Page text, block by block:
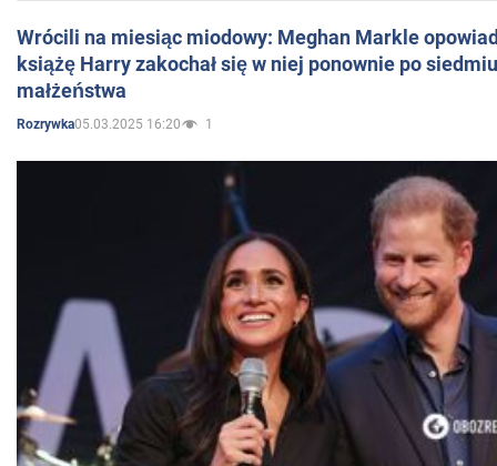
Wrócili na miesiąc miodowy: Meghan Markle
książę Harry zakochał się w niej ponownie po
małżeństwa
Rozrywka05.03.2025 16:20 1